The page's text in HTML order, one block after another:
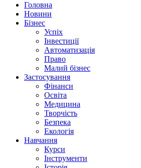
Головна
Новини
Бізнес
Успіх
Інвестиції
Автоматизація
Право
Малий бізнес
Застосування
Фінанси
Освіта
Медицина
Творчість
Безпека
Екологія
Навчання
Курси
Інструменти